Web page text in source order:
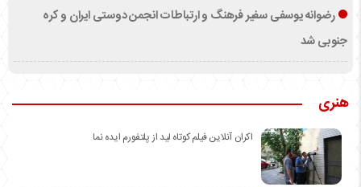
رضوانه یوسفی سفیر فرهنگ و ارتباطات انجمن دوستی ایران و کره
جنوبی شد
هنری
اکران آنلاین فیلم کوتاه لید از پلتفورم ایده نما